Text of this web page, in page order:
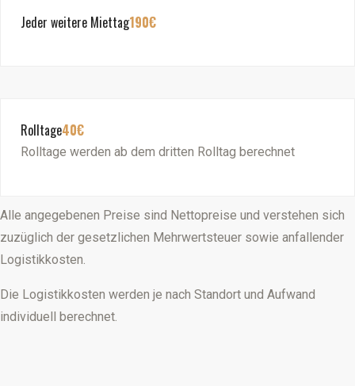
Jeder weitere Miettag190€
Rolltage40€
Rolltage werden ab dem dritten Rolltag berechnet
Alle angegebenen Preise sind Nettopreise und verstehen sich
zuzüglich der gesetzlichen Mehrwertsteuer sowie anfallender
Logistikkosten.
Die Logistikkosten werden je nach Standort und Aufwand
individuell berechnet.